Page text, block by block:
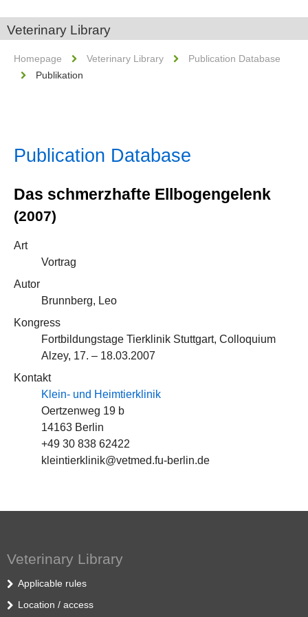
Veterinary Library
Homepage Veterinary Library
Publication Database
Publikation
Publication Database
Das schmerzhafte Ellbogengelenk
(2007)
Art
Vortrag
Autor
Brunnberg, Leo
Kongress
Fortbildungstage Tierklinik Stuttgart, Colloquium
Alzey, 17. – 18.03.2007
Kontakt
Klein- und Heimtierklinik
Oertzenweg 19 b
14163 Berlin
+49 30 838 62422
kleintierklinik@vetmed.fu-berlin.de
Veterinary Library
Applicable rules
Location / access